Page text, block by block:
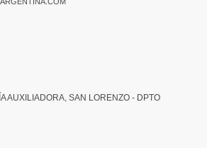
AUXILIADORA, SAN LORENZO - DPTO